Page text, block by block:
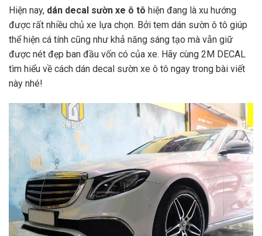
Hiện nay, dán decal sườn xe ô tô hiện đang là xu hướng
được rất nhiều chủ xe lựa chọn. Bởi tem dán sườn ô tô giúp
thể hiện cá tính cũng như khả năng sáng tạo mà vẫn giữ
được nét đẹp ban đầu vốn có của xe. Hãy cùng 2M DECAL
tìm hiểu về cách dán decal sườn xe ô tô ngay trong bài viết
này nhé!